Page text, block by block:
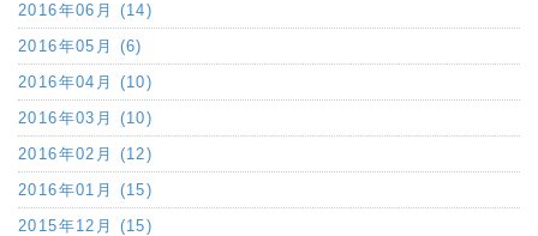
2016年06月 (14)
2016年05月 (6)
2016年04月 (10)
2016年03月 (10)
2016年02月 (12)
2016年01月 (15)
2015年12月 (15)